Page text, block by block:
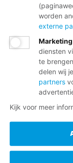
worden
externe
diensten
te
delen wij
partners
Kijk voor meer